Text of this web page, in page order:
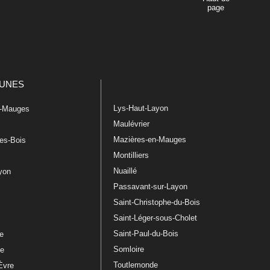
page
Bois
Lys-Haut-Layon
Maulévrier
Mazières-en-Mauges
Montilliers
Nuaillé
Passavant-sur-Layon
Saint-Christophe-du-Bois
Saint-Léger-sous-Cholet
Saint-Paul-du-Bois
Somloire
Toutlemonde